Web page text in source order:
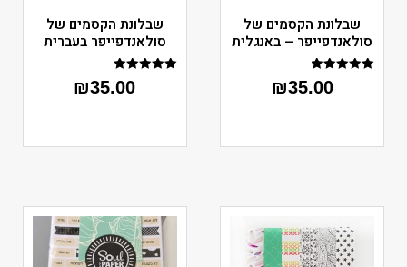
שבלונת הקסמים של
סולאנדפייפר – באנגלית
5.00
₪35.00
שבלונת הקסמים של
סולאנדפייפר בעברית
5.00
₪35.00